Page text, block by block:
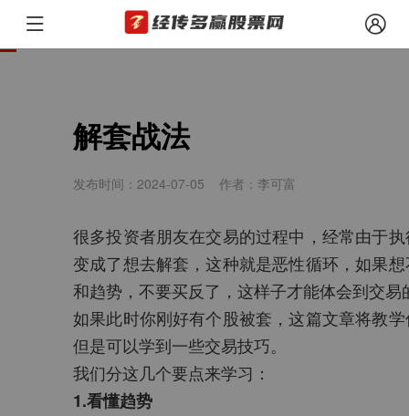
我的位置 / 经传月刊（2024年7月）
解套战法
发布时间：2024-07-05 作者：李可富
很多投资者朋友在交易的过程中，经常由于
变成了想去解套，这种就是恶性循环，如果
和趋势，不要买反了，这样子才能体会到交易
如果此时你刚好有个股被套，这篇文章将教
但是可以学到一些交易技巧。
我们分这几个要点来学习：
1.看懂趋势